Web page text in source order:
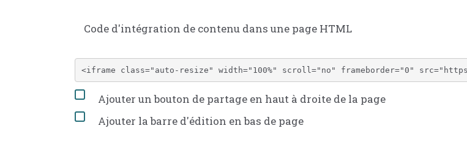
Code d'intégration de contenu dans une page HTML
Ajouter un bouton de partage en haut à droite de la page
Ajouter la barre d'édition en bas de page